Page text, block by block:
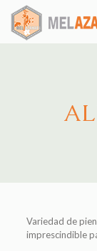
Variedad de
imprescindible